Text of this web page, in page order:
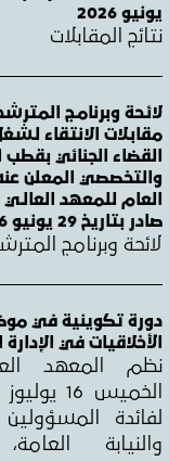
يونيو 2026
نتائج المقابلات
لائـحة وبرنامـج
مقابـلات الانتقاء
القضاء الجنائي
والتخصصي المعلن
صادر بتاريخ 29 يونيو 2026
لائحة وبرنامج
دورة تكوينية في
الأخلاقيات في
نظم المعهد
لفائدة المسؤولين
والنيابة